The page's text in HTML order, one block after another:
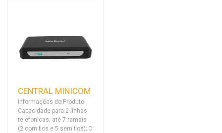
CENTRAL MINICOM
Informações do Produto
Capacidade para 2 linhas
telefonicas, até 7 ramais
(2 com fios e 5 sem fios); O